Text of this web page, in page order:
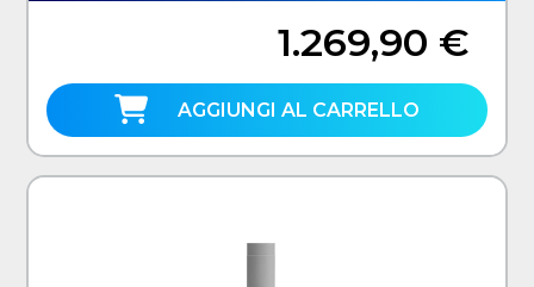
1.269,90 €
AGGIUNGI AL CARRELLO